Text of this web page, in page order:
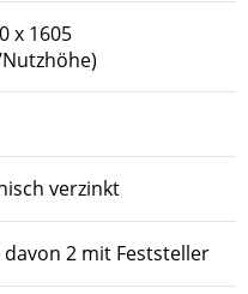
x 1605
verzinkt
2 mit Feststeller